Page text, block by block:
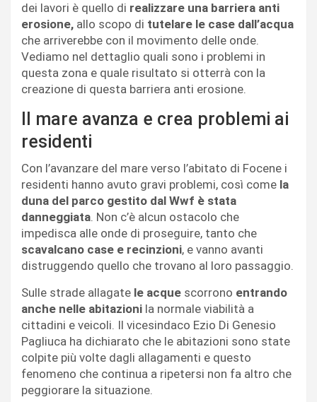
dei lavori è quello di realizzare una barriera anti
erosione, allo scopo di tutelare le case dall’acqua
che arriverebbe con il movimento delle onde.
Vediamo nel dettaglio quali sono i problemi in
questa zona e quale risultato si otterrà con la
creazione di questa barriera anti erosione.
Il mare avanza e crea problemi ai
residenti
Con l’avanzare del mare verso l’abitato di Focene i
residenti hanno avuto gravi problemi, così come la
duna del parco gestito dal Wwf è stata
danneggiata. Non c’è alcun ostacolo che
impedisca alle onde di proseguire, tanto che
scavalcano case e recinzioni, e vanno avanti
distruggendo quello che trovano al loro passaggio.
Sulle strade allagate le acque scorrono entrando
anche nelle abitazioni la normale viabilità a
cittadini e veicoli. Il vicesindaco Ezio Di Genesio
Pagliuca ha dichiarato che le abitazioni sono state
colpite più volte dagli allagamenti e questo
fenomeno che continua a ripetersi non fa altro che
peggiorare la situazione.